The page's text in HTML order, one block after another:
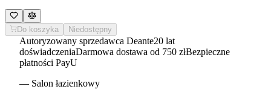
Do koszyka Niedostępny
Autoryzowany sprzedawca Deante20 lat
doświadczeniaDarmowa dostawa od 750 złBezpieczne
płatności PayU
— Salon łazienkowy